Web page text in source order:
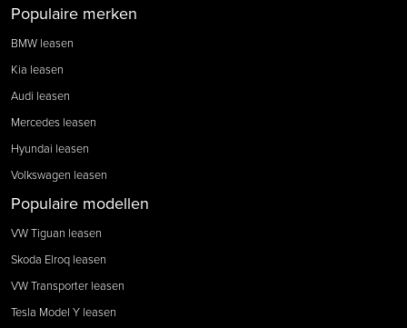
Populaire merken
BMW leasen
Kia leasen
Audi leasen
Mercedes leasen
Hyundai leasen
Volkswagen leasen
Populaire modellen
VW Tiguan leasen
Skoda Elroq leasen
VW Transporter leasen
Tesla Model Y leasen